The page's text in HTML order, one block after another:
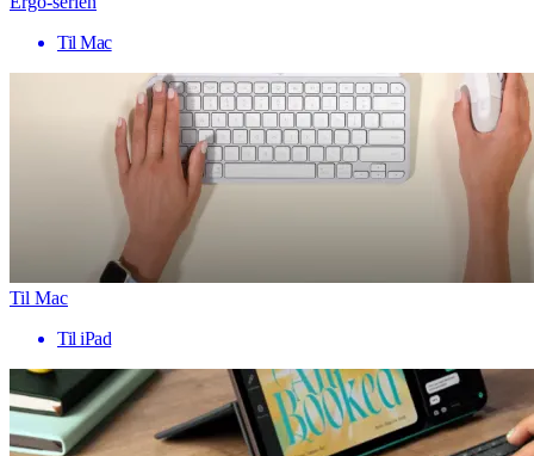
Til Mac
Til Mac
Til iPad